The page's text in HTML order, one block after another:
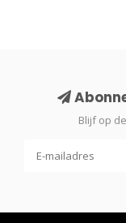
Blijf op